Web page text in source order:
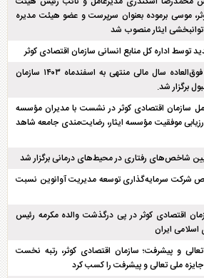
موسی برموده بعنوان سرپرست و عضو هیئت مدیره
ایثار منصوب شد
توسط اداره کل منابع انسانی سازمان اقتصادی کوثر
مجمع عمومی عادی بطور فوق‌العاده سال مالی منتهی به اسفند‌ماه ۱۴۰۳ سازمان
برگزار شد.
سازمان اقتصادی کوثر در نشست با مدیران مؤسسه
موفقیت مؤسسه ایثار، رضایت‌مندی جامعه شاهد
شاخص‌های رفتاری در محیط‌های درمانی برگزار شد
خالص شرکت سرمایه‌گذاری توسعه مدیریت آوانوین نسبت
اقتصادی کوثر در پی درگذشت والده مکرمه رئیس
ایران
و پیشرفت؛ سازمان اقتصادی کوثر، رتبه نخست
ملی تعالی و پیشرفت را کسب کرد